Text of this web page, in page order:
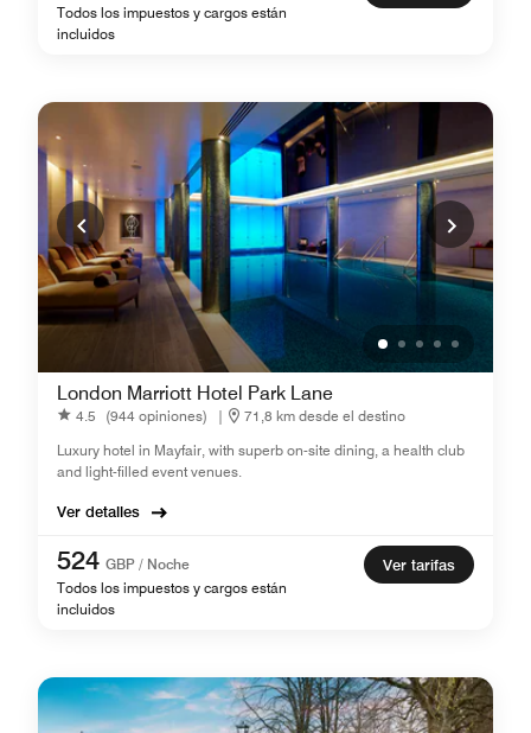
Todos los impuestos y cargos están
incluidos
London Marriott Hotel Park Lane
4.5 (944 opiniones) |
71,8 km desde el destino
Luxury hotel in Mayfair, with superb on-site dining, a health club
and light-filled event venues.
Ver detalles
524 GBP / Noche
Todos los impuestos y cargos están
incluidos
Ver tarifas